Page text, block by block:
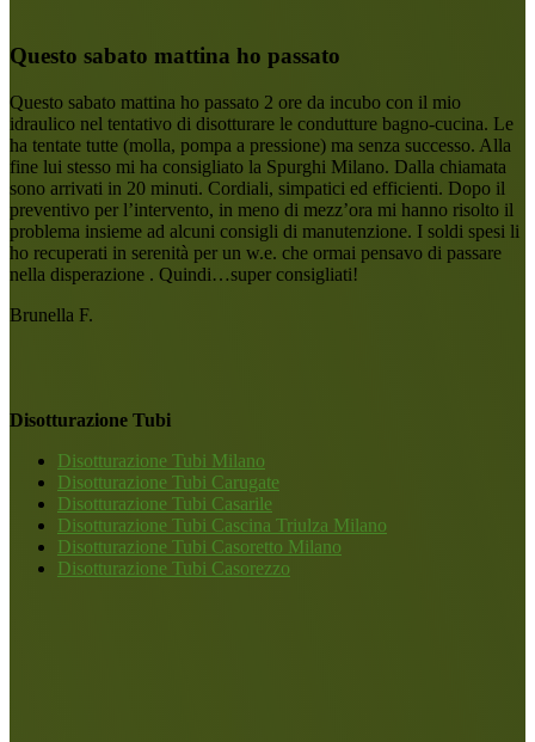
Questo sabato mattina ho passato
Questo sabato mattina ho passato 2 ore da incubo con il mio
idraulico nel tentativo di disotturare le condutture bagno-cucina. Le
ha tentate tutte (molla, pompa a pressione) ma senza successo. Alla
fine lui stesso mi ha consigliato la Spurghi Milano. Dalla chiamata
sono arrivati in 20 minuti. Cordiali, simpatici ed efficienti. Dopo il
preventivo per l’intervento, in meno di mezz’ora mi hanno risolto il
problema insieme ad alcuni consigli di manutenzione. I soldi spesi li
ho recuperati in serenità per un w.e. che ormai pensavo di passare
nella disperazione . Quindi…super consigliati!
Brunella F.
Disotturazione Tubi
Disotturazione Tubi Milano
Disotturazione Tubi Carugate
Disotturazione Tubi Casarile
Disotturazione Tubi Cascina Triulza Milano
Disotturazione Tubi Casoretto Milano
Disotturazione Tubi Casorezzo